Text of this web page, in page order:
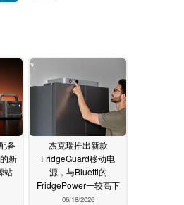
备
新
站
杰克瑞推出新款
FridgeGuard移动电
源，与Bluetti的
FridgePower一较高下
06/18/2026